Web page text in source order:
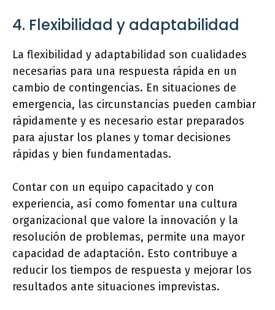
4. Flexibilidad y adaptabilidad
La flexibilidad y adaptabilidad son cualidades
necesarias para una respuesta rápida en un
cambio de contingencias. En situaciones de
emergencia, las circunstancias pueden cambiar
rápidamente y es necesario estar preparados
para ajustar los planes y tomar decisiones
rápidas y bien fundamentadas.
Contar con un equipo capacitado y con
experiencia, así como fomentar una cultura
organizacional que valore la innovación y la
resolución de problemas, permite una mayor
capacidad de adaptación. Esto contribuye a
reducir los tiempos de respuesta y mejorar los
resultados ante situaciones imprevistas.